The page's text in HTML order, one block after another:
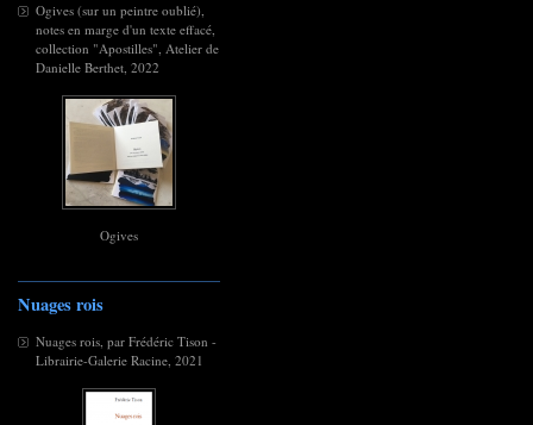
Ogives (sur un peintre oublié),
notes en marge d'un texte effacé,
collection "Apostilles", Atelier de
Danielle Berthet, 2022
Ogives
Nuages rois
Nuages rois, par Frédéric Tison -
Librairie-Galerie Racine, 2021